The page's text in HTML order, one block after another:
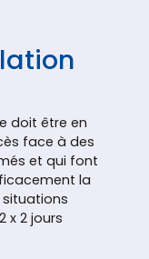
doit être en
face à des
et qui font
la
situations
x 2 jours